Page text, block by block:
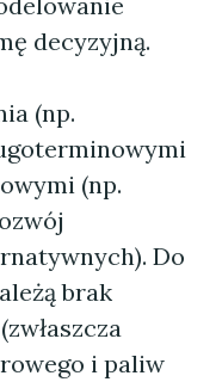
decyzyjną.
(np.
(np.
Do
brak
i paliw